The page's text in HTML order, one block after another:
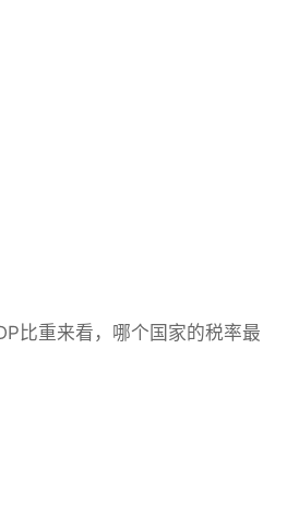
比重来看，哪个国家的税率最